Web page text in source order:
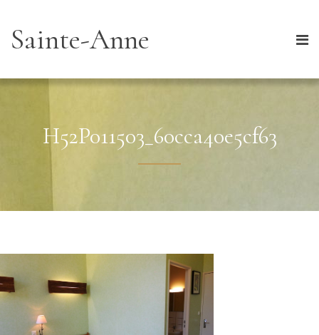
Sainte-Anne
H52P011503_60cca40e5cf63